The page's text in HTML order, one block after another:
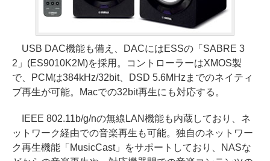
USB DAC機能も備え、DACにはESSの「SABRE 3
2」(ES9010K2M)を採用。コントローラーはXMOS製
で、PCMは384kHz/32bit、DSD 5.6MHzまでのネイティ
ブ再生が可能。Macでの32bit再生にも対応する。
IEEE 802.11b/g/nの無線LAN機能も内蔵しており、ネ
ットワーク経由での音楽再生も可能。独自のネットワー
ク再生機能「MusicCast」をサポートしており、NASな